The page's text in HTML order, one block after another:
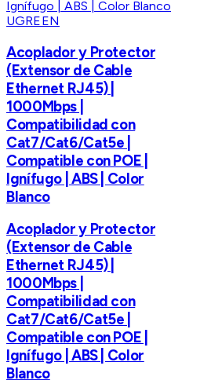
UGREEN
Acoplador y Protector
(Extensor de Cable
Ethernet RJ45) |
1000Mbps |
Compatibilidad con
Cat7/Cat6/Cat5e |
Compatible con POE |
Ignífugo | ABS | Color
Blanco
Acoplador y Protector
(Extensor de Cable
Ethernet RJ45) |
1000Mbps |
Compatibilidad con
Cat7/Cat6/Cat5e |
Compatible con POE |
Ignífugo | ABS | Color
Blanco